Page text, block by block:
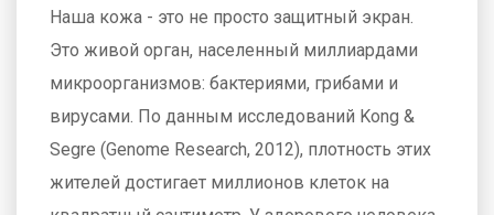
Наша кожа - это не просто защитный экран.
Это живой орган, населенный миллиардами
микроорганизмов: бактериями, грибами и
вирусами. По данным исследований Kong &
Segre (Genome Research, 2012), плотность этих
жителей достигает миллионов клеток на